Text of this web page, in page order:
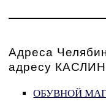
Адреса
адресу
ОБУВНОЙ